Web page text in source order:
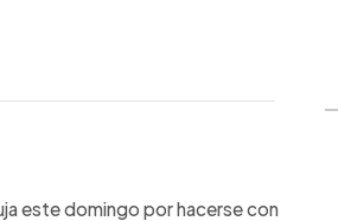
este domingo por hacerse con